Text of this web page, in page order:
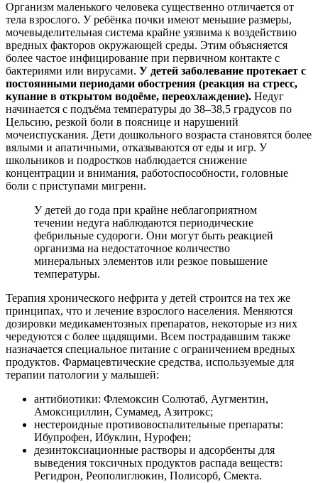
Организм маленького человека существенно отличается от
тела взрослого. У ребёнка почки имеют меньшие размеры,
мочевыделительная система крайне уязвима к воздействию
вредных факторов окружающей среды. Этим объясняется
более частое инфицирование при первичном контакте с
бактериями или вирусами. У детей заболевание протекает с
постоянными периодами обострения (реакция на стресс,
купание в открытом водоёме, переохлаждение). Недуг
начинается с подъёма температуры до 38–38,5 градусов по
Цельсию, резкой боли в пояснице и нарушений
мочеиспускания. Дети дошкольного возраста становятся более
вялыми и апатичными, отказываются от еды и игр. У
школьников и подростков наблюдается снижение
концентрации и внимания, работоспособности, головные
боли с приступами мигрени.
У детей до года при крайне неблагоприятном
течении недуга наблюдаются периодические
фебрильные судороги. Они могут быть реакцией
организма на недостаточное количество
минеральных элементов или резкое повышение
температуры.
Терапия хронического нефрита у детей строится на тех же
принципах, что и лечение взрослого населения. Меняются
дозировки медикаментозных препаратов, некоторые из них
чередуются с более щадящими. Всем пострадавшим также
назначается специальное питание с ограничением вредных
продуктов. Фармацевтические средства, используемые для
терапии патологии у малышей:
антибиотики: Флемоксин Солютаб, Аугментин,
Амоксициллин, Сумамед, Азитрокс;
нестероидные противовоспалительные препараты:
Ибупрофен, Ибуклин, Нурофен;
дезинтоксиационные растворы и адсорбенты для
выведения токсичных продуктов распада веществ:
Регидрон, Реополиглюкин, Полисорб, Смекта.